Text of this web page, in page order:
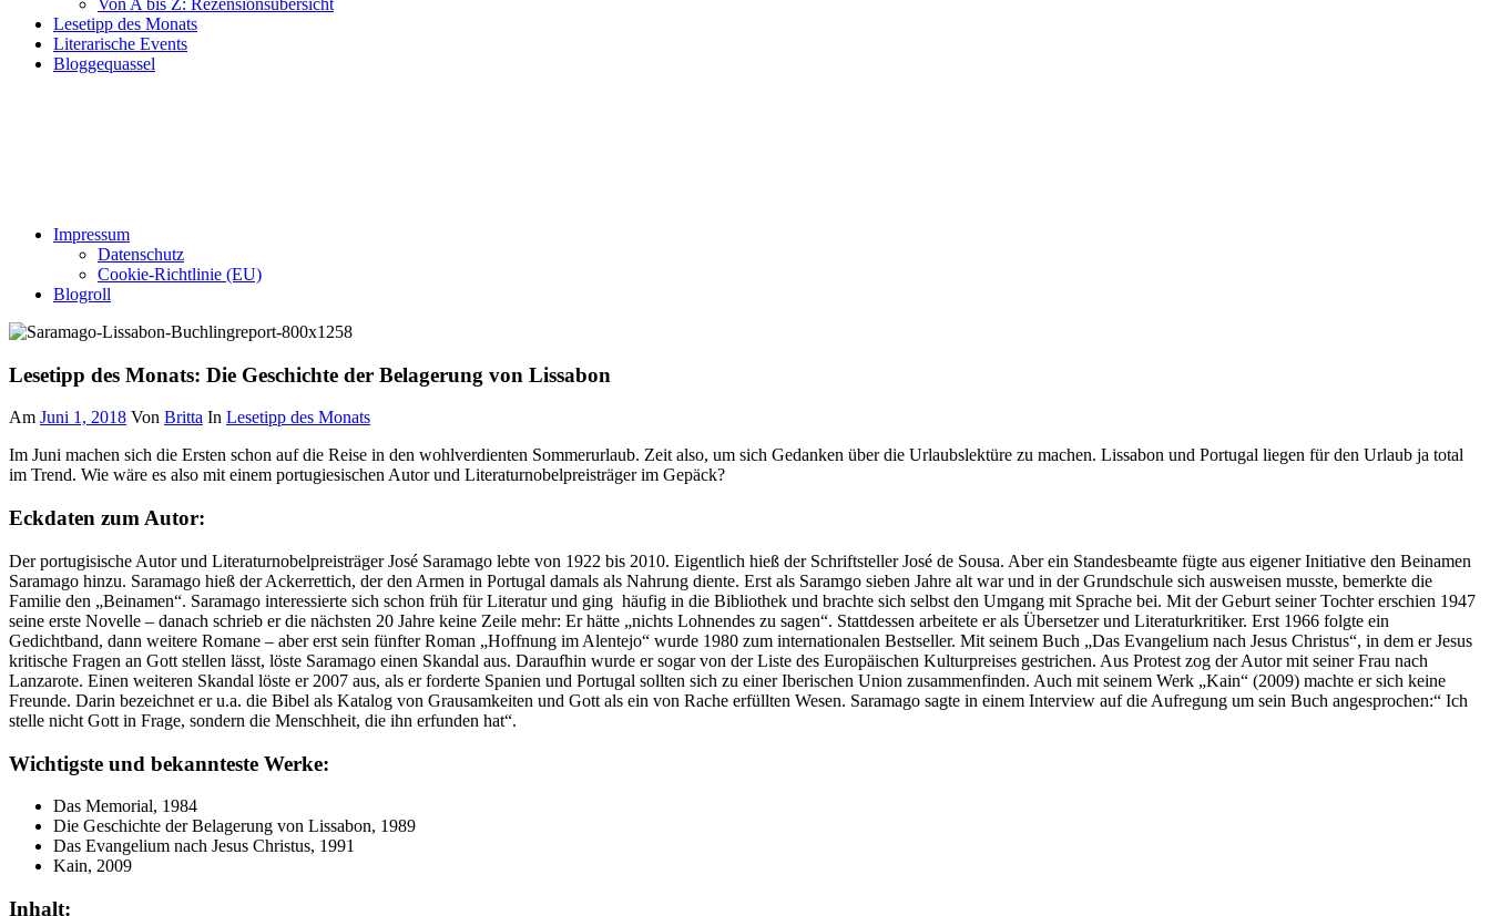
Von A bis Z: Rezensionsübersicht
Lesetipp des Monats
Literarische Events
Bloggequassel
Impressum
Datenschutz
Cookie-Richtlinie (EU)
Blogroll
Lesetipp des Monats: Die Geschichte der Belagerung von Lissabon
Am Juni 1, 2018 Von Britta In Lesetipp des Monats
Im Juni machen sich die Ersten schon auf die Reise in den wohlverdienten Sommerurlaub. Zeit also, um sich Gedanken über die Urlaubslektüre zu machen. Lissabon und Portugal liegen für den Urlaub ja total
im Trend. Wie wäre es also mit einem portugiesischen Autor und Literaturnobelpreisträger im Gepäck?
Eckdaten zum Autor:
Der portugisische Autor und Literaturnobelpreisträger José Saramago lebte von 1922 bis 2010. Eigentlich hieß der Schriftsteller José de Sousa. Aber ein Standesbeamte fügte aus eigener Initiative den Beinamen
Saramago hinzu. Saramago hieß der Ackerrettich, der den Armen in Portugal damals als Nahrung diente. Erst als Saramgo sieben Jahre alt war und in der Grundschule sich ausweisen musste, bemerkte die
Familie den „Beinamen“. Saramago interessierte sich schon früh für Literatur und ging häufig in die Bibliothek und brachte sich selbst den Umgang mit Sprache bei. Mit der Geburt seiner Tochter erschien 1947
seine erste Novelle – danach schrieb er die nächsten 20 Jahre keine Zeile mehr: Er hätte „nichts Lohnendes zu sagen“. Stattdessen arbeitete er als Übersetzer und Literaturkritiker. Erst 1966 folgte ein
Gedichtband, dann weitere Romane – aber erst sein fünfter Roman „Hoffnung im Alentejo“ wurde 1980 zum internationalen Bestseller. Mit seinem Buch „Das Evangelium nach Jesus Christus“, in dem er Jesus
kritische Fragen an Gott stellen lässt, löste Saramago einen Skandal aus. Daraufhin wurde er sogar von der Liste des Europäischen Kulturpreises gestrichen. Aus Protest zog der Autor mit seiner Frau nach
Lanzarote. Einen weiteren Skandal löste er 2007 aus, als er forderte Spanien und Portugal sollten sich zu einer Iberischen Union zusammenfinden. Auch mit seinem Werk „Kain“ (2009) machte er sich keine
Freunde. Darin bezeichnet er u.a. die Bibel als Katalog von Grausamkeiten und Gott als ein von Rache erfüllten Wesen. Saramago sagte in einem Interview auf die Aufregung um sein Buch angesprochen:“ Ich
stelle nicht Gott in Frage, sondern die Menschheit, die ihn erfunden hat“.
Wichtigste und bekannteste Werke:
Das Memorial, 1984
Die Geschichte der Belagerung von Lissabon, 1989
Das Evangelium nach Jesus Christus, 1991
Kain, 2009
Inhalt: